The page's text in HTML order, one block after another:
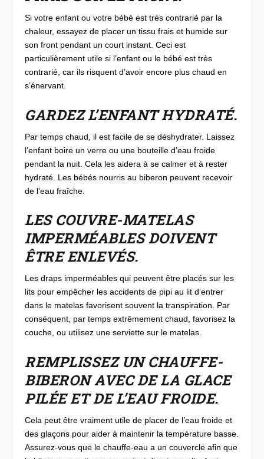
Si votre enfant ou votre bébé est très contrarié par la
chaleur, essayez de placer un tissu frais et humide sur
son front pendant un court instant. Ceci est
particulièrement utile si l’enfant ou le bébé est très
contrarié, car ils risquent d’avoir encore plus chaud en
s’énervant.
GARDEZ L’ENFANT HYDRATÉ.
Par temps chaud, il est facile de se déshydrater. Laissez
l’enfant boire un verre ou une bouteille d’eau froide
pendant la nuit. Cela les aidera à se calmer et à rester
hydraté. Les bébés nourris au biberon peuvent recevoir
de l’eau fraîche.
LES COUVRE-MATELAS
IMPERMÉABLES DOIVENT
ÊTRE ENLEVÉS.
Les draps imperméables qui peuvent être placés sur les
lits pour empêcher les accidents de pipi au lit d’entrer
dans le matelas favorisent souvent la transpiration. Par
conséquent, par temps extrêmement chaud, favorisez la
couche, ou utilisez une serviette sur le matelas.
REMPLISSEZ UN CHAUFFE-
BIBERON AVEC DE LA GLACE
PILÉE ET DE L’EAU FROIDE.
Cela peut être vraiment utile de placer de l’eau froide et
des glaçons pour aider à maintenir la température basse.
Assurez-vous que le chauffe-eau a un couvercle afin que